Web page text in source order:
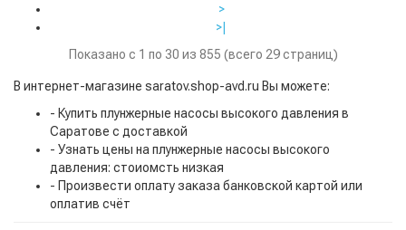
>
>|
Показано с 1 по 30 из 855 (всего 29 страниц)
В интернет-магазине saratov.shop-avd.ru Вы можете:
- Купить плунжерные насосы высокого давления в
Саратове с доставкой
- Узнать цены на плунжерные насосы высокого
давления: стоиомсть низкая
- Произвести оплату заказа банковской картой или
оплатив счёт